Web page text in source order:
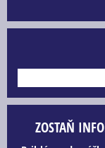
ZOSTAŇ